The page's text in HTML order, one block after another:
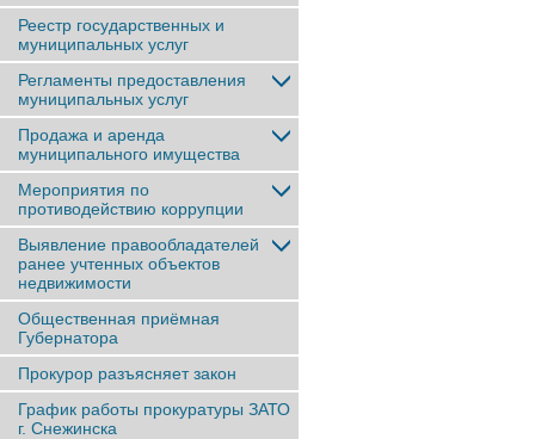
Реестр государственных и
муниципальных услуг
Регламенты предоставления
муниципальных услуг
Продажа и аренда
муниципального имущества
Мероприятия по
противодействию коррупции
Выявление правообладателей
ранее учтенныx объектов
недвижимости
Общественная приёмная
Губернатора
Прокурор разъясняет закон
График работы прокуратуры ЗАТО
г. Снежинска